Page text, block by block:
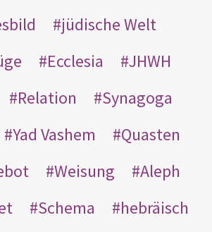
jüdische Welt
Ecclesia
JHWH
Relation
Synagoga
Yad Vashem
Quasten
Weisung
Aleph
Schema
hebräisch